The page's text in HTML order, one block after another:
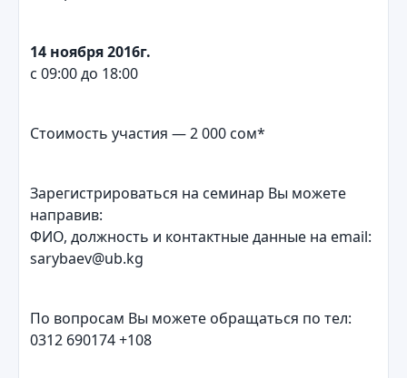
14 ноября 2016г.
с 09:00 до 18:00
Стоимость участия — 2 000 сом*
Зарегистрироваться на семинар Вы можете
направив:
ФИО, должность и контактные данные на email:
sarybaev@ub.kg
По вопросам Вы можете обращаться по тел:
0312 690174 +108